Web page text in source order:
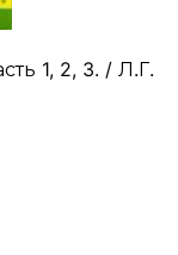
1, 2, 3. / Л.Г.